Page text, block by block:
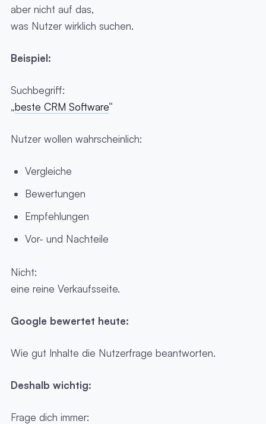
aber nicht auf das,
was Nutzer wirklich suchen.
Beispiel:
Suchbegriff:
„beste CRM Software“
Nutzer wollen wahrscheinlich:
Vergleiche
Bewertungen
Empfehlungen
Vor- und Nachteile
Nicht:
eine reine Verkaufsseite.
Google bewertet heute:
Wie gut Inhalte die Nutzerfrage beantworten.
Deshalb wichtig:
Frage dich immer: